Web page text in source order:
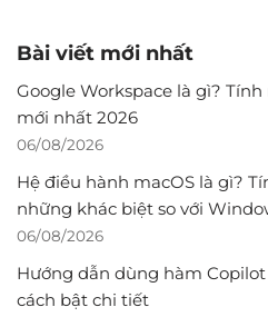
Bài viết mới nhất
Google Workspace là gì?
mới nhất 2026
06/08/2026
Hệ điều hành macOS là gì?
những khác biệt so với
06/08/2026
Hướng dẫn dùng hàm
cách bật chi tiết